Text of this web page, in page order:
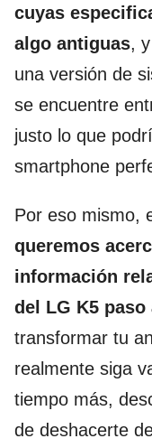
cuyas
algo antiguas,
una versión de
se encuentre
justo lo que
smartphone
Por eso mismo,
queremos
información
del LG K5 paso
transformar tu
realmente siga
tiempo más,
de deshacerte